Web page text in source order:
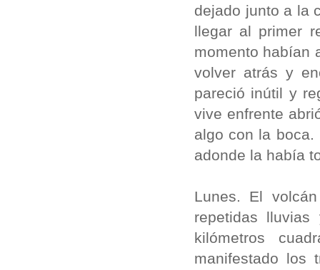
dejado junto a la
llegar al primer
momento habían
volver atrás y
pareció inútil y
vive enfrente
algo con la boca.
adonde la había
Lunes. El
repetidas
kilómetros
manifestado los